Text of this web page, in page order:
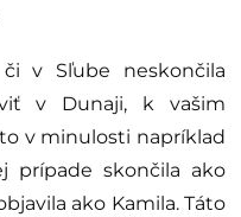
v Sľube neskončila
v Dunaji, k vašim
v minulosti napríklad
prípade skončila ako
ako Kamila. Táto